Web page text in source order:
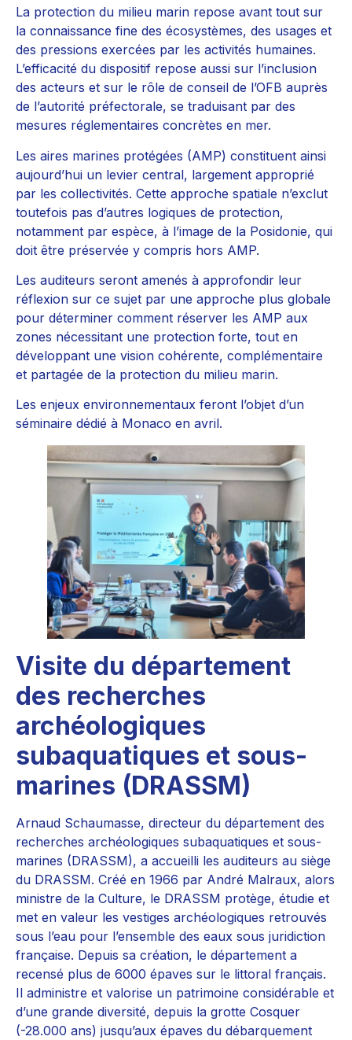
La protection du milieu marin repose avant tout sur
la connaissance fine des écosystèmes, des usages et
des pressions exercées par les activités humaines.
L’efficacité du dispositif repose aussi sur l’inclusion
des acteurs et sur le rôle de conseil de l’OFB auprès
de l’autorité préfectorale, se traduisant par des
mesures réglementaires concrètes en mer.
Les aires marines protégées (AMP) constituent ainsi
aujourd’hui un levier central, largement approprié
par les collectivités. Cette approche spatiale n’exclut
toutefois pas d’autres logiques de protection,
notamment par espèce, à l’image de la Posidonie, qui
doit être préservée y compris hors AMP.
Les auditeurs seront amenés à approfondir leur
réflexion sur ce sujet par une approche plus globale
pour déterminer comment réserver les AMP aux
zones nécessitant une protection forte, tout en
développant une vision cohérente, complémentaire
et partagée de la protection du milieu marin.
Les enjeux environnementaux feront l’objet d’un
séminaire dédié à Monaco en avril.
Visite du département
des recherches
archéologiques
subaquatiques et sous-
marines (DRASSM)
Arnaud Schaumasse, directeur du département des
recherches archéologiques subaquatiques et sous-
marines (DRASSM), a accueilli les auditeurs au siège
du DRASSM. Créé en 1966 par André Malraux, alors
ministre de la Culture, le DRASSM protège, étudie et
met en valeur les vestiges archéologiques retrouvés
sous l’eau pour l’ensemble des eaux sous juridiction
française. Depuis sa création, le département a
recensé plus de 6000 épaves sur le littoral français.
Il administre et valorise un patrimoine considérable et
d’une grande diversité, depuis la grotte Cosquer
(-28.000 ans) jusqu’aux épaves du débarquement